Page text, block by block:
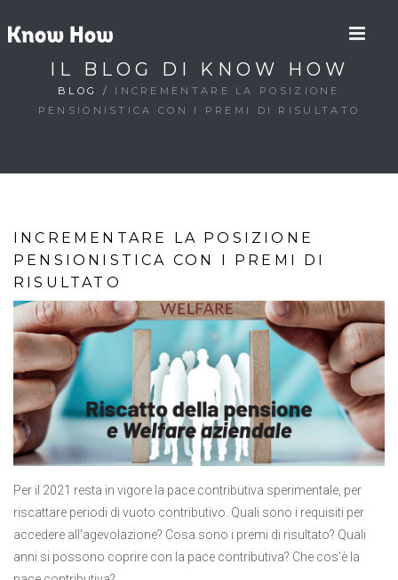
IL BLOG DI KNOW HOW
BLOG / INCREMENTARE LA POSIZIONE
PENSIONISTICA CON I PREMI DI RISULTATO
INCREMENTARE LA POSIZIONE
PENSIONISTICA CON I PREMI DI
RISULTATO
Per il 2021 resta in vigore la pace contributiva sperimentale, per
riscattare periodi di vuoto contributivo. Quali sono i requisiti per
accedere all'agevolazione? Cosa sono i premi di risultato? Quali
anni si possono coprire con la pace contributiva? Che cos'è la